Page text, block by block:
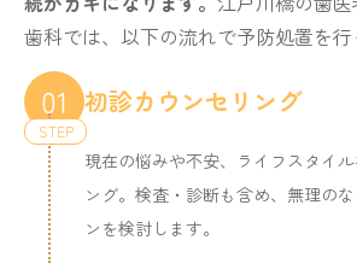
歯科では、以下の流れで予防処置を行
01 初診カウンセリング
現在の悩みや不安、ライフスタイ
ング。検査・診断も含め、無理の
ンを検討します。